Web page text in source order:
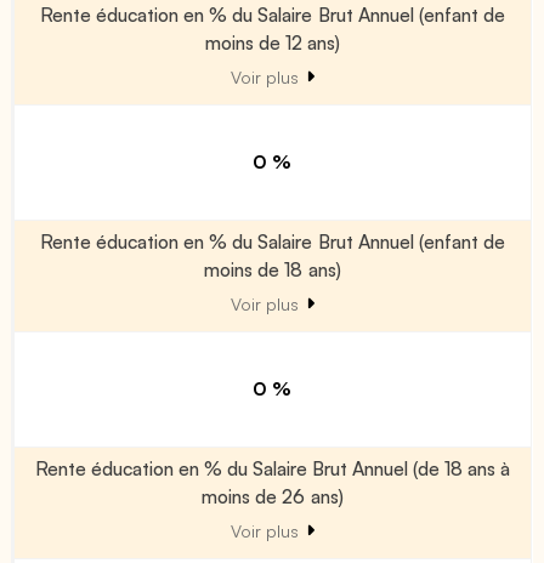
Rente éducation en % du Salaire Brut Annuel (enfant de
moins de 12 ans)
Voir plus
0 %
Rente éducation en % du Salaire Brut Annuel (enfant de
moins de 18 ans)
Voir plus
0 %
Rente éducation en % du Salaire Brut Annuel (de 18 ans à
moins de 26 ans)
Voir plus